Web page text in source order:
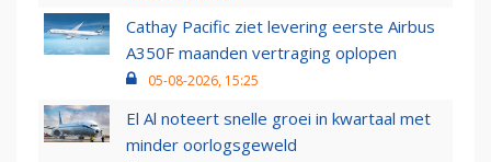
Cathay Pacific ziet levering eerste Airbus
A350F maanden vertraging oplopen
05-08-2026, 15:25
El Al noteert snelle groei in kwartaal met
minder oorlogsgeweld